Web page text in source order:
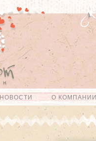
НОВОСТИ О КОМПАНИИ